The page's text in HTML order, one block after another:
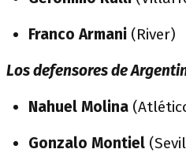
Franco Armani (River)
Los defensores de
Nahuel Molina
Gonzalo Montiel